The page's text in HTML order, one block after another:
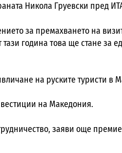
Никола Груевски пред
за премахването на
година това ще стане за
на руските туристи в
на Македония.
заяви още